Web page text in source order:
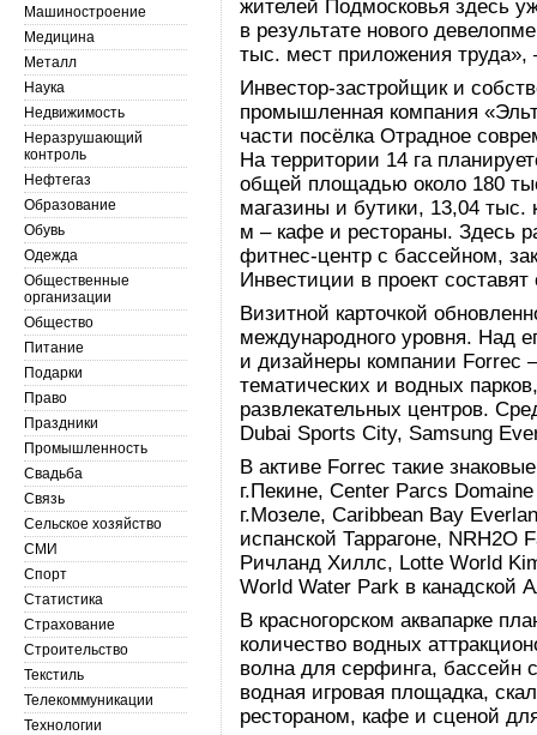
жителей Подмосковья здесь
в результате нового
тыс. мест приложения труда»,
Инвестор-застройщик и
промышленная компания
части посёлка Отрадное
На территории 14 га
общей площадью около 180
магазины и бутики, 13,04 тыс.
м – кафе и рестораны. Здесь
фитнес-центр с бассейном,
Инвестиции в проект
Визитной карточкой
международного уровня. Над
и дизайнеры компании Forrec
тематических и водных
развлекательных центров.
Dubai Sports City, Samsung
В активе Forrec такие
г.Пекине, Center Parcs
г.Мозеле, Caribbean Bay
испанской Таррагоне, NRH2O
Ричланд Хиллс, Lotte World
World Water Park в канадской
В красногорском аквапарке
количество водных
волна для серфинга, бассейн
водная игровая площадка,
рестораном, кафе и сценой
Машиностроение
Медицина
Металл
Наука
Недвижимость
Неразрушающий
контроль
Нефтегаз
Образование
Обувь
Одежда
Общественные
организации
Общество
Питание
Подарки
Право
Праздники
Промышленность
Свадьба
Связь
Сельское хозяйство
СМИ
Спорт
Статистика
Страхование
Строительство
Текстиль
Телекоммуникации
Технологии